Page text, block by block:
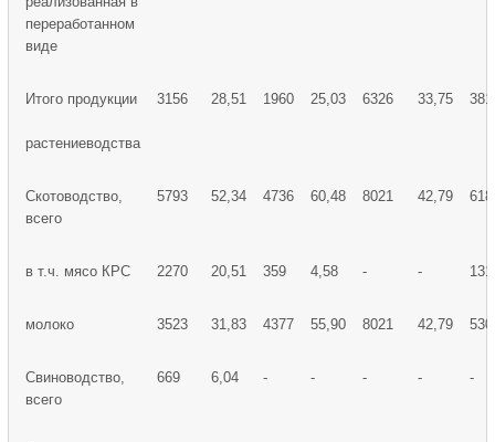
переработанном
виде
Итого продукции
растениеводства
3156 28,51 1960 25,03 6326 33,75
Скотоводство,
всего
5793 52,34 4736 60,48 8021 42,79
в т.ч. мясо КРС 2270 20,51 359 4,58 - -
молоко 3523 31,83 4377 55,90 8021 42,79
Свиноводство,
всего
669 6,04 - - - - -